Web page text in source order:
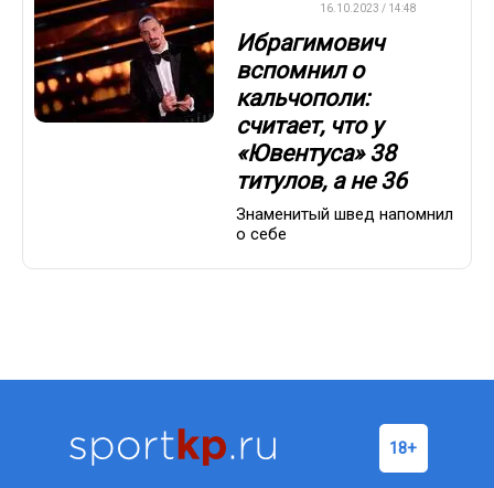
16.10.2023 / 14:48
Ибрагимович
вспомнил о
кальчополи:
считает, что у
«Ювентуса» 38
титулов, а не 36
Знаменитый швед напомнил
о себе